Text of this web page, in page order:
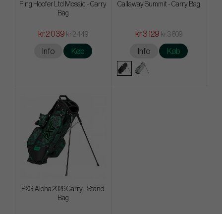
Ping Hoofer Ltd Mosaic - Carry
Bag
kr.2 039 kr.2 449
Info Køb
Callaway Summit - Carry Bag
kr.3 129 kr.3 609
Info Køb
PXG Aloha 2026 Carry - Stand
Bag